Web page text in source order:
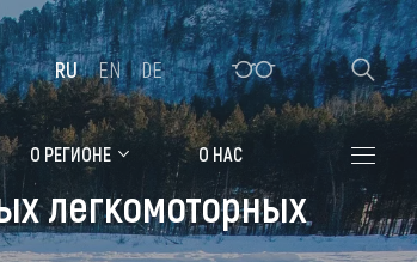
Алтайская зимовка
Где остановиться
О РЕГИОНЕ О НАС
RU EN DE
легкомоторных